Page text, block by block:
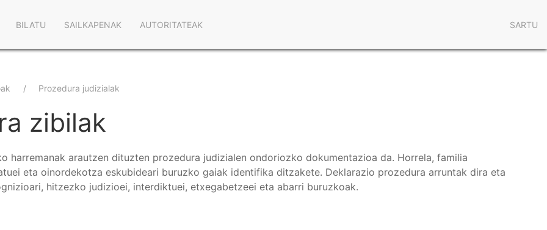
BILATU SAILKAPENAK AUTORITATEAK SARTU
Prozedura judizialak
zibilak
harremanak arautzen dituzten prozedura judizialen ondoriozko dokumentazioa da. Horrela, familia
eta oinordekotza eskubideari buruzko gaiak identifika ditzakete. Deklarazio prozedura arruntak dira eta
hitzezko judizioei, interdiktuei, etxegabetzeei eta abarri buruzkoak.